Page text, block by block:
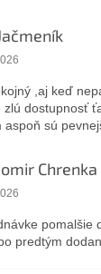
obchodu
,aj keď
dostupnosť
aspoň sú
Chrenka
obchodu
pomalšie
predtým